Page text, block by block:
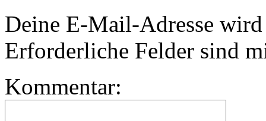
Deine E-Mail-Adresse
Erforderliche Felder sind
Kommentar: